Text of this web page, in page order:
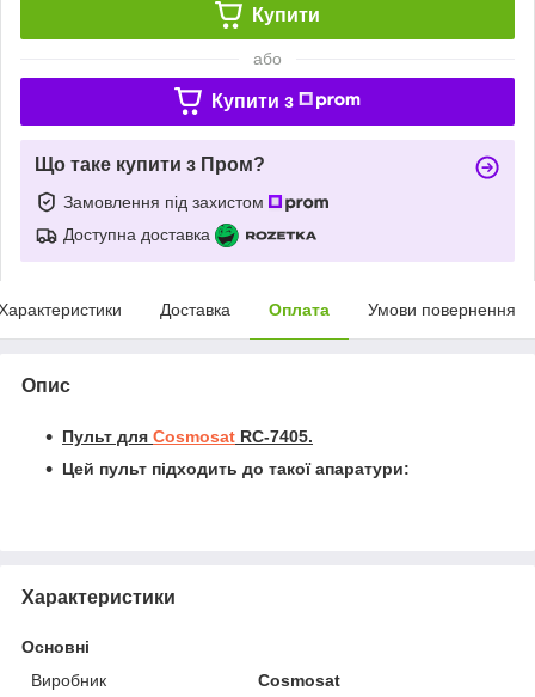
Купити
або
Купити з
Що таке купити з Пром?
Замовлення під захистом
Доступна доставка
Доставка Оплата Умови повернення
Опис
Пульт для Cosmosat RC-7405.
Цей пульт підходить до такої апаратури:
Характеристики
Основні
Виробник
Cosmosat